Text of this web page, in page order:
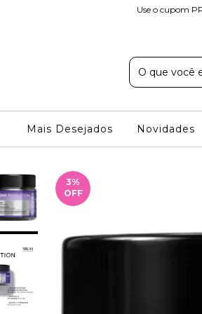
Use o cupom
Mais Desejados Novidades
3%
OFF